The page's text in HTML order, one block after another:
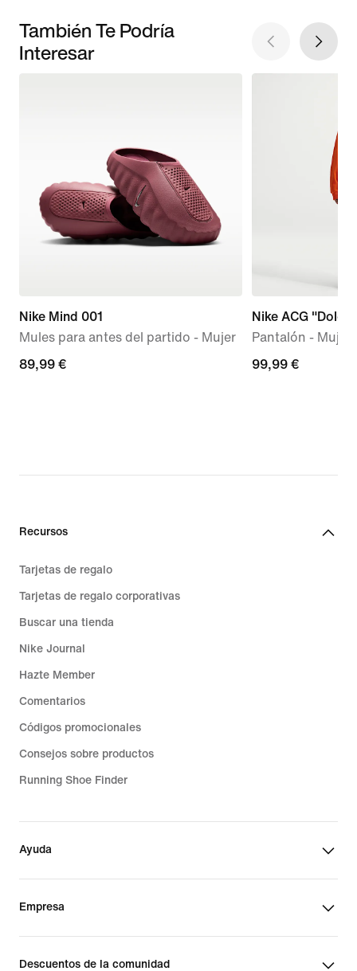
También Te Podría
Interesar
Nike Mind 001
Mules para antes del partido - Mujer
89,99 €
89,99 €
Nike ACG
Pantalón - Mujer
99,99 €
99,99 €
Recursos
Tarjetas de regalo
Tarjetas de regalo corporativas
Buscar una tienda
Nike Journal
Hazte Member
Comentarios
Códigos promocionales
Consejos sobre productos
Running Shoe Finder
Ayuda
Empresa
Descuentos de la comunidad